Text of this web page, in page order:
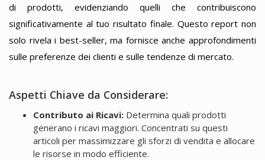
di prodotti, evidenziando quelli che contribuiscono
significativamente al tuo risultato finale. Questo report non
solo rivela i best-seller, ma fornisce anche approfondimenti
sulle preferenze dei clienti e sulle tendenze di mercato.
Aspetti Chiave da Considerare:
Contributo ai Ricavi:Determina quali prodotti
generano i ricavi maggiori. Concentrati su questi
articoli per massimizzare gli sforzi di vendita e allocare
le risorse in modo efficiente.